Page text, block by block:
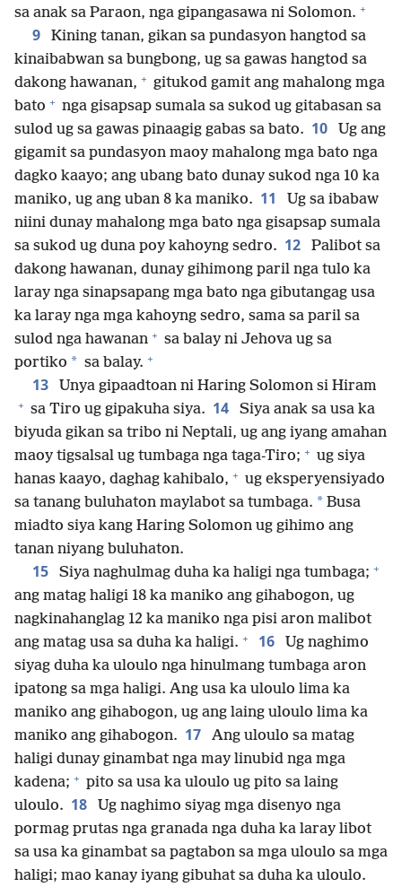
sa anak sa Paraon, nga gipangasawa ni Solomon. +
9
Kining tanan, gikan sa pundasyon hangtod sa
kinaibabwan sa bungbong, ug sa gawas hangtod sa
dakong hawanan, + gitukod gamit ang mahalong mga
bato + nga gisapsap sumala sa sukod ug gitabasan sa
sulod ug sa gawas pinaagig gabas sa bato. 10
Ug ang
gigamit sa pundasyon maoy mahalong mga bato nga
dagko kaayo; ang ubang bato dunay sukod nga 10 ka
maniko, ug ang uban 8 ka maniko. 11
Ug sa ibabaw
niini dunay mahalong mga bato nga gisapsap sumala
sa sukod ug duna poy kahoyng sedro. 12
Palibot sa
dakong hawanan, dunay gihimong paril nga tulo ka
laray nga sinapsapang mga bato nga gibutangag usa
ka laray nga mga kahoyng sedro, sama sa paril sa
sulod nga hawanan + sa balay ni Jehova ug sa
portiko * sa balay. +
13 Unya gipaadtoan ni Haring Solomon si Hiram
+ sa Tiro ug gipakuha siya. 14
Siya anak sa usa ka
biyuda gikan sa tribo ni Neptali, ug ang iyang amahan
maoy tigsalsal ug tumbaga nga taga-Tiro; + ug siya
hanas kaayo, daghag kahibalo, + ug eksperyensiyado
sa tanang buluhaton maylabot sa tumbaga. * Busa
miadto siya kang Haring Solomon ug gihimo ang
tanan niyang buluhaton.
15 Siya naghulmag duha ka haligi nga tumbaga; +
ang matag haligi 18 ka maniko ang gihabogon, ug
nagkinahanglag 12 ka maniko nga pisi aron malibot
ang matag usa sa duha ka haligi. + 16
Ug naghimo
siyag duha ka uloulo nga hinulmang tumbaga aron
ipatong sa mga haligi. Ang usa ka uloulo lima ka
maniko ang gihabogon, ug ang laing uloulo lima ka
maniko ang gihabogon. 17
Ang uloulo sa matag
haligi dunay ginambat nga may linubid nga mga
kadena; + pito sa usa ka uloulo ug pito sa laing
uloulo. 18
Ug naghimo siyag mga disenyo nga
pormag prutas nga granada nga duha ka laray libot
sa usa ka ginambat sa pagtabon sa mga uloulo sa mga
haligi; mao kanay iyang gibuhat sa duha ka uloulo.